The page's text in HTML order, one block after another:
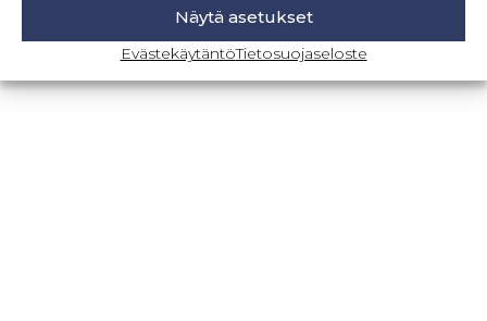
Näytä asetukset
EvästekäytäntöTietosuojaseloste